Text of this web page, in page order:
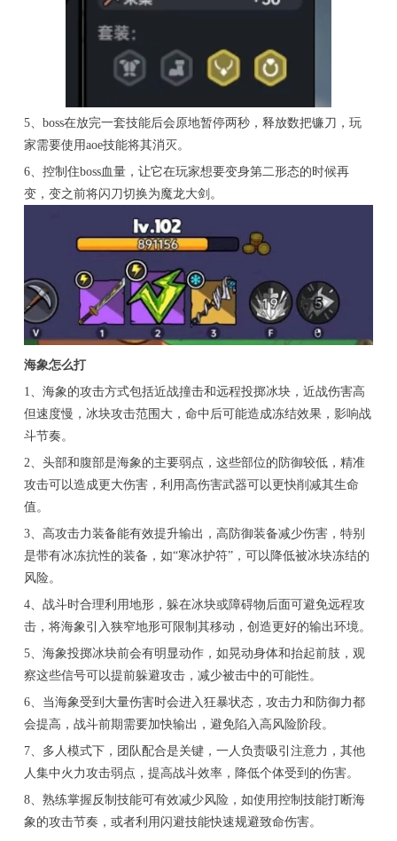
5、boss在放完一套技能后会原地暂停两秒，释放数把镰刀，玩
家需要使用aoe技能将其消灭。
6、控制住boss血量，让它在玩家想要变身第二形态的时候再
变，变之前将闪刀切换为魔龙大剑。
海象怎么打
1、海象的攻击方式包括近战撞击和远程投掷冰块，近战伤害高
但速度慢，冰块攻击范围大，命中后可能造成冻结效果，影响战
斗节奏。
2、头部和腹部是海象的主要弱点，这些部位的防御较低，精准
攻击可以造成更大伤害，利用高伤害武器可以更快削减其生命
值。
3、高攻击力装备能有效提升输出，高防御装备减少伤害，特别
是带有冰冻抗性的装备，如“寒冰护符”，可以降低被冰块冻结的
风险。
4、战斗时合理利用地形，躲在冰块或障碍物后面可避免远程攻
击，将海象引入狭窄地形可限制其移动，创造更好的输出环境。
5、海象投掷冰块前会有明显动作，如晃动身体和抬起前肢，观
察这些信号可以提前躲避攻击，减少被击中的可能性。
6、当海象受到大量伤害时会进入狂暴状态，攻击力和防御力都
会提高，战斗前期需要加快输出，避免陷入高风险阶段。
7、多人模式下，团队配合是关键，一人负责吸引注意力，其他
人集中火力攻击弱点，提高战斗效率，降低个体受到的伤害。
8、熟练掌握反制技能可有效减少风险，如使用控制技能打断海
象的攻击节奏，或者利用闪避技能快速规避致命伤害。